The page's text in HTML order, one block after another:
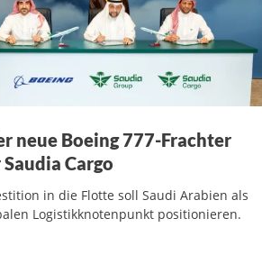
neue Boeing 777-Frachter
Cargo
in die Flotte soll Saudi Arabien als
Logistikknotenpunkt positionieren.